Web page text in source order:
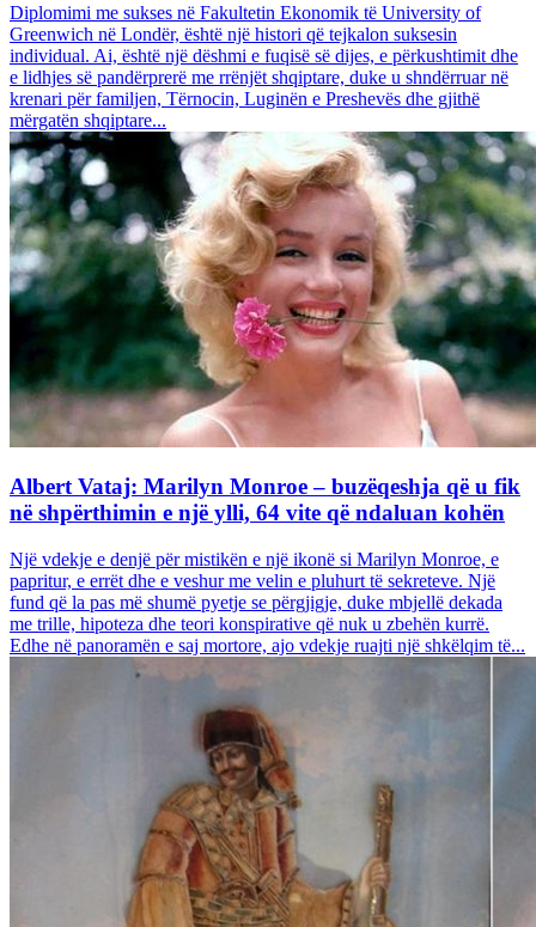
Diplomimi me sukses në Fakultetin Ekonomik të University of
Greenwich në Londër, është një histori që tejkalon suksesin
individual. Ai, është një dëshmi e fuqisë së dijes, e përkushtimit dhe
e lidhjes së pandërprerë me rrënjët shqiptare, duke u shndërruar në
krenari për familjen, Tërnocin, Luginën e Preshevës dhe gjithë
mërgatën shqiptare...
Albert Vataj: Marilyn Monroe – buzëqeshja që u fik
në shpërthimin e një ylli, 64 vite që ndaluan kohën
Një vdekje e denjë për mistikën e një ikonë si Marilyn Monroe, e
papritur, e errët dhe e veshur me velin e pluhurt të sekreteve. Një
fund që la pas më shumë pyetje se përgjigje, duke mbjellë dekada
me trille, hipoteza dhe teori konspirative që nuk u zbehën kurrë.
Edhe në panoramën e saj mortore, ajo vdekje ruajti një shkëlqim të...